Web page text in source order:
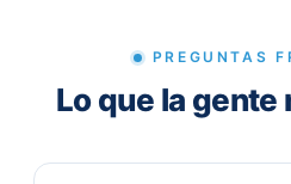
PREGUNTAS
Lo que la